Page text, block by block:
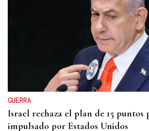
GUERRA
Israel rechaza el plan de 15 puntos
impulsado por Estados Unidos